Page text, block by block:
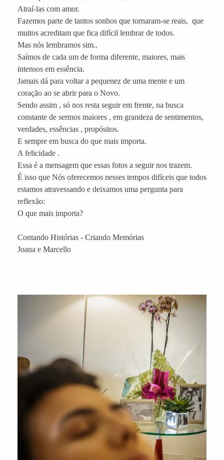
Atraí-las com amor.
Fazemos parte de tantos sonhos que tornaram-se reais, que
muitos acreditam que fica difícil lembrar de todos.
Mas nós lembramos sim..
Saímos de cada um de forma diferente, maiores, mais
intensos em essência.
Jamais dá para voltar a pequenez de uma mente e um
coração ao se abrir para o Novo.
Sendo assim , só nos resta seguir em frente, na busca
constante de sermos maiores , em grandeza de sentimentos,
verdades, essências , propósitos.
E sempre em busca do que mais importa.
A felicidade .
Essa é a mensagem que essas fotos a seguir nos trazem.
É isso que Nós oferecemos nesses tempos difíceis que todos
estamos atravessando e deixamos uma pergunta para
reflexão:
O que mais importa?
Contando Histórias - Criando Memórias
Joana e Marcello